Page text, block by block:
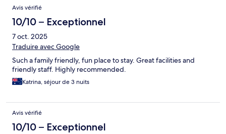
Avis vérifié
10/10 – Exceptionnel
7 oct. 2025
Traduire avec Google
Such a family friendly, fun place to stay. Great facilities and
friendly staff. Highly recommended.
Katrina, séjour de 3 nuits
Avis vérifié
10/10 – Exceptionnel